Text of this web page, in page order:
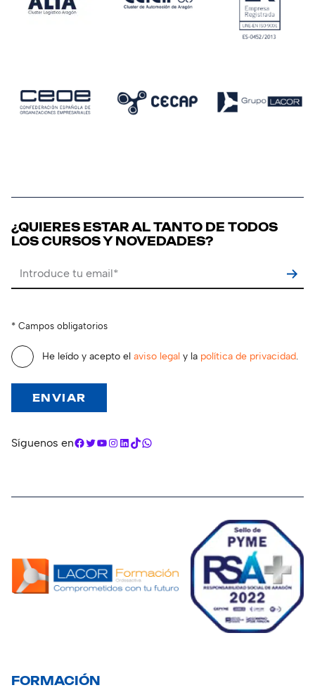
¿QUIERES ESTAR AL TANTO DE TODOS
LOS CURSOS Y NOVEDADES?
* Campos obligatorios
He leído y acepto el aviso legal y la política de privacidad
Síguenos enFacebook
Twitter
YouTube
Instagram
LinkedIn
TikTokWhatsApp
FORMACIÓN